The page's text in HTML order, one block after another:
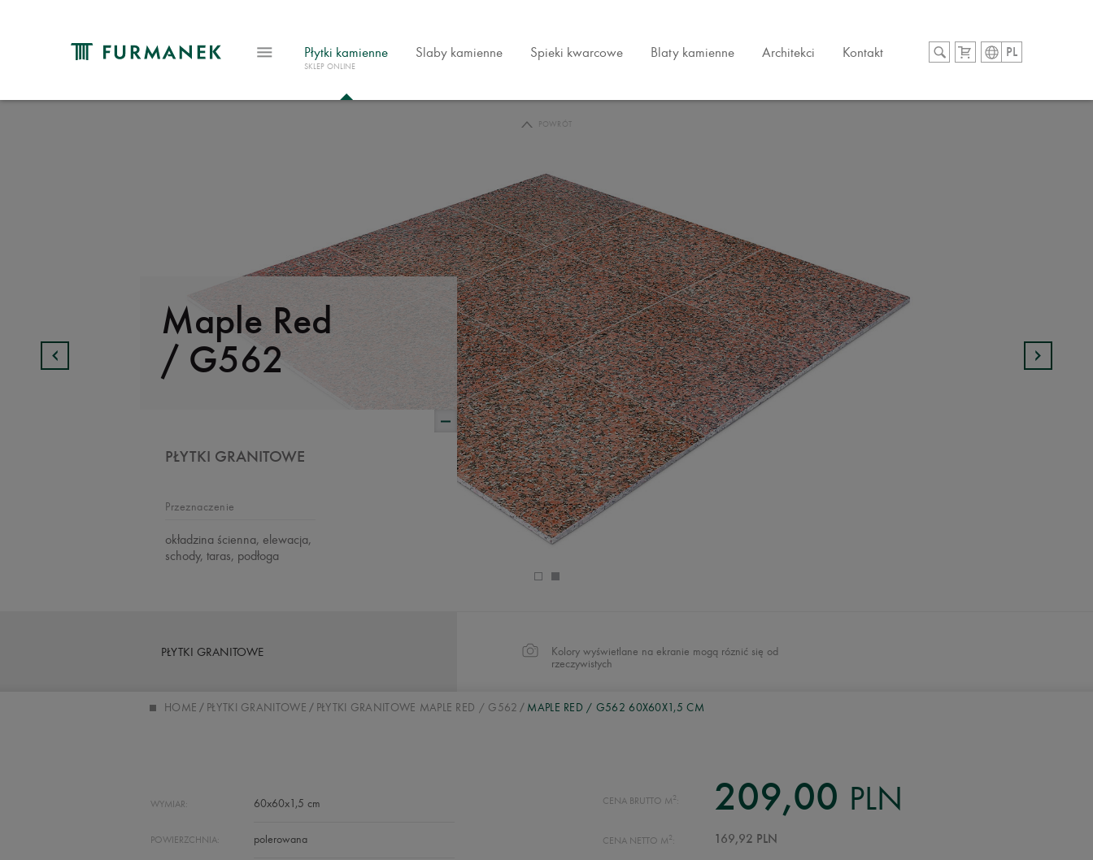
Płytki kamienne
SKLEP ONLINE
Slaby kamienne Spieki kwarcowe Blaty kamienne Architekci Kontakt PL
POWRÓT
Maple Red
/ G562
PŁYTKI GRANITOWE
Przeznaczenie
okładzina ścienna, elewacja,
schody, taras, podłoga
PŁYTKI GRANITOWE
Kolory wyświetlane na ekranie mogą róznić się od
rzeczywistych
HOME PŁYTKI GRANITOWE PŁYTKI GRANITOWE MAPLE RED / G562 MAPLE RED / G562 60X60X1,5 CM
WYMIAR: 60x60x1,5 cm
POWIERZCHNIA: polerowana
CENA BRUTTO M 2 : 209,00 PLN
CENA NETTO M 2 : 169,92 PLN